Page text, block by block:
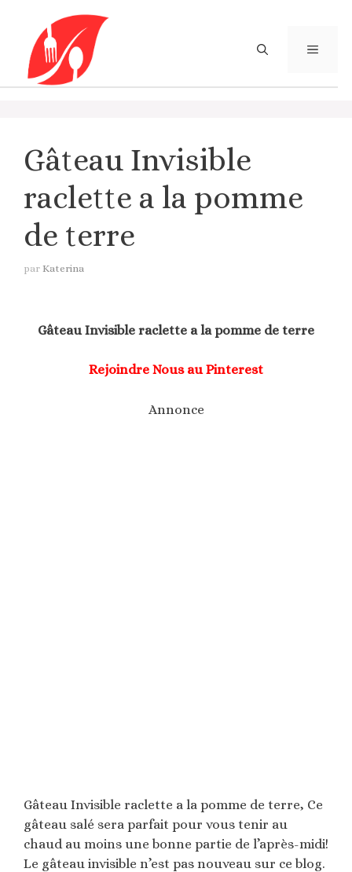
contenu
MENU
Gâteau Invisible
raclette a la pomme
de terre
par Katerina
Gâteau Invisible raclette a la pomme de terre
Rejoindre Nous au Pinterest
Annonce
Gâteau Invisible raclette a la pomme de terre, Ce
gâteau salé sera parfait pour vous tenir au
chaud au moins une bonne partie de l’après-midi!
Le gâteau invisible n’est pas nouveau sur ce blog.